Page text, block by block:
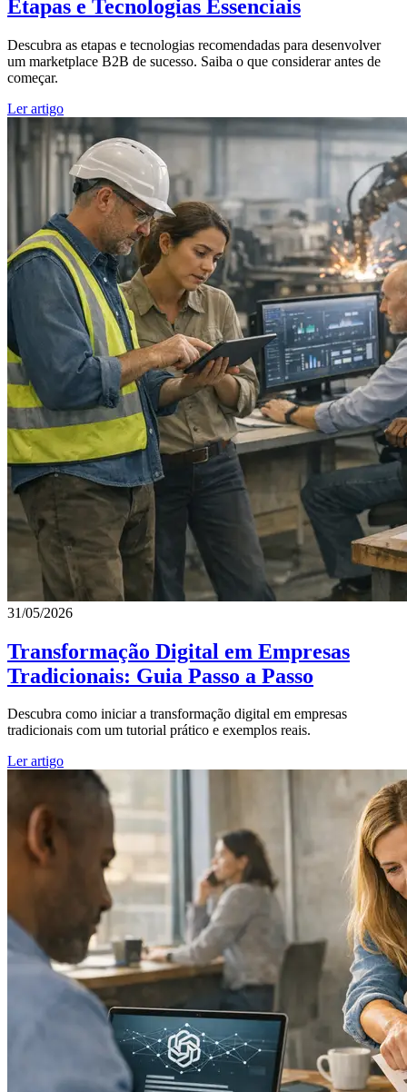
Etapas e Tecnologias Essenciais
Descubra as etapas e tecnologias recomendadas para desenvolver
um marketplace B2B de sucesso. Saiba o que considerar antes de
começar.
Ler artigo
31/05/2026
Transformação Digital em Empresas
Tradicionais: Guia Passo a Passo
Descubra como iniciar a transformação digital em empresas
tradicionais com um tutorial prático e exemplos reais.
Ler artigo